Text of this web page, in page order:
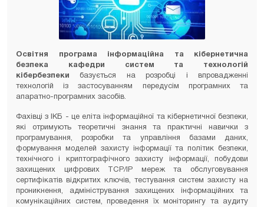
Освітня програма інформаційна та кібернетична
безпека кафедри систем та технологій
кібербезпекибазується на розробці і впровадженні
технологій із застосуванням передусім програмних та
апаратно-програмних засобів.
Фахівці з ІКБ - це еліта інформаційної та кібернетичної безпеки,
які отримують теоретичні знання та практичні навички з
програмування, розробки та управління базами даних,
формування моделей захисту інформації та політик безпеки,
технічного і криптографічного захисту інформації, побудови
захищених цифрових TCP/IP мереж та обслуговування
сертифікатів відкритих ключів, тестування систем захисту на
проникнення, адміністрування захищених інформаційних та
комунікаційних систем, проведення їх моніторингу та аудиту